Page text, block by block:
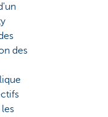
des